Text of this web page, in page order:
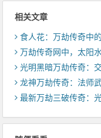
相关文章
食人花：万劫传奇中
万劫传奇网中，太阳
光明黑暗万劫传奇：
龙神万劫传奇：法师
最新万劫三破传奇：